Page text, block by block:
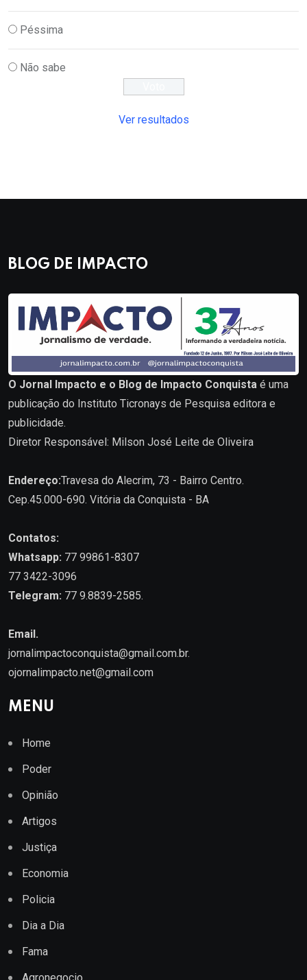
Péssima
Não sabe
Ver resultados
BLOG DE IMPACTO
O Jornal Impacto e o Blog de Impacto Conquista é uma
publicação do Instituto Ticronays de Pesquisa editora e
publicidade.
Diretor Responsável: Milson José Leite de Oliveira
Endereço:Travesa do Alecrim, 73 - Bairro Centro.
Cep.45.000-690. Vitória da Conquista - BA
Contatos:
Whatsapp: 77 99861-8307
77 3422-3096
Telegram: 77 9.8839-2585.
Email.
jornalimpactoconquista@gmail.com.br.
ojornalimpacto.net@gmail.com
MENU
Home
Poder
Opinião
Artigos
Justiça
Economia
Policia
Dia a Dia
Fama